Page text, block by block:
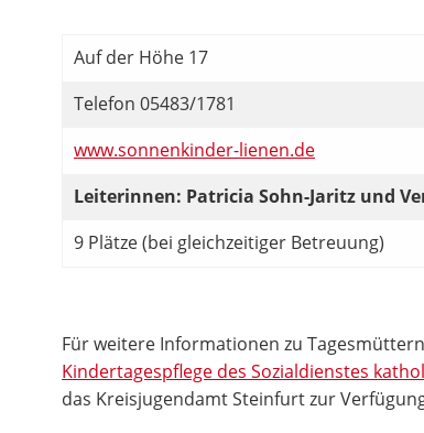
Auf der Höhe 17
Telefon 05483/1781
www.sonnenkinder-lienen.de
Leiterinnen: Patricia Sohn-Jaritz und
9 Plätze (bei gleichzeitiger Betreuung)
Für weitere Informationen zu
Kindertagespflege des Sozialdienstes
das Kreisjugendamt Steinfurt zur